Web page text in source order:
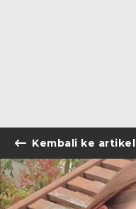
Kembali ke artikel